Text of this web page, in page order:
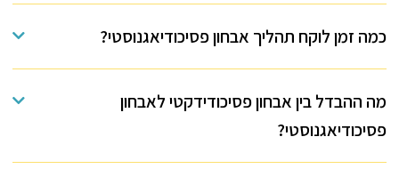
כמה זמן לוקח תהליך אבחון פסיכודיאגנוסטי?
מה ההבדל בין אבחון פסיכודידקטי לאבחון
פסיכודיאגנוסטי?